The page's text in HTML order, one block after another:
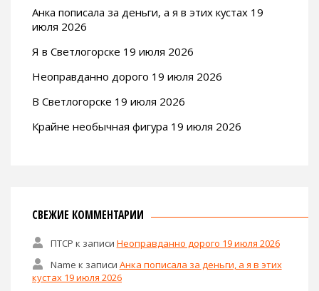
Анка пописала за деньги, а я в этих кустах 19
июля 2026
Я в Светлогорске 19 июля 2026
Неоправданно дорого 19 июля 2026
В Светлогорске 19 июля 2026
Крайне необычная фигура 19 июля 2026
СВЕЖИЕ КОММЕНТАРИИ
ПТСР к записи Неоправданно дорого 19 июля 2026
Name к записи Анка пописала за деньги, а я в этих
кустах 19 июля 2026